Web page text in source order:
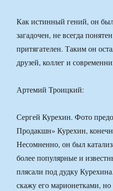
Как истинный гений, он
загадочен, не всегда
притягателен. Таким он
друзей, коллег и
Артемий Троицкий:
Сергей Курехин. Фото
Продакшн» Курехин,
Несомненно, он был
более популярные и
плясали под дудку
скажу его марионетками, но